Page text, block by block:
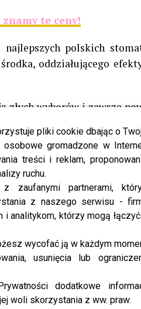
pliki cookie dbając o
osobowe gromadzone w
treści i reklam,
ruchu.
z zaufanymi partnerami,
z naszego serwisu -
i analitykom, którzy mogą
wycofać ją w każdym
usunięcia lub
dodatkowe
woli skorzystania z ww. praw.
te ceny!
polskich
oddziałującego
złych wyborów i zawsze
pacjenta – podkreśla
powinni doradzić, które
jamy ustnej. Pasty,
sobą zawartością
się z innym problemem,
idealnym
walkę z kamieniem
stomatologa, która
nieodpowiedni środki,